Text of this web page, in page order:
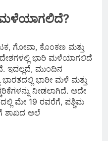
ಮಳೆಯಾಗಲಿದೆ?
ಗೋವಾ, ಕೊಂಕಣ ಮತ್ತು
ಭಾರಿ ಮಳೆಯಾಗಲಿದೆ
ಇದಲ್ಲದೆ, ಮುಂದಿನ
ಭಾರೀ ಮಳೆ ಮತ್ತು
ನೀಡಲಾಗಿದೆ. ಅದೇ
ಮೇ 19 ರವರೆಗೆ, ಪಶ್ಚಿಮ
ಶಾಖದ ಅಲೆ